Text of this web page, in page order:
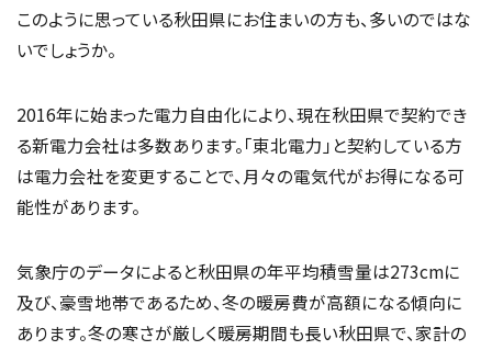
このように思っている秋田県にお住まいの方も、多いのではな
いでしょうか。
2016年に始まった電力自由化により、現在秋田県で契約でき
る新電力会社は多数あります。「東北電力」と契約している方
は電力会社を変更することで、月々の電気代がお得になる可
能性があります。
気象庁のデータによると秋田県の年平均積雪量は273cmに
及び、豪雪地帯であるため、冬の暖房費が高額になる傾向に
あります。冬の寒さが厳しく暖房期間も長い秋田県で、家計の